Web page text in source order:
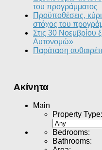
του προγράμματος
Προϋποθέσεις,
στόχος του
Στις 30 Νοεμβρίου
Αυτονομώ»
Παράταση
Ακίνητα
Main
Property Type:
Bedrooms:
Bathrooms: